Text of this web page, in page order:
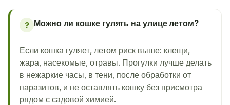
? Можно ли кошке гулять на улице летом?
Если кошка гуляет, летом риск выше: клещи,
жара, насекомые, отравы. Прогулки лучше делать
в нежаркие часы, в тени, после обработки от
паразитов, и не оставлять кошку без присмотра
рядом с садовой химией.